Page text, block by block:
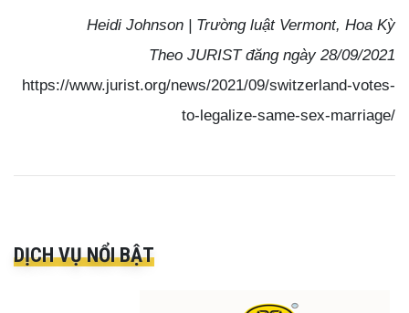
Heidi Johnson | Trường luật Vermont, Hoa Kỳ
Theo JURIST đăng ngày 28/09/2021
https://www.jurist.org/news/2021/09/switzerland-votes-
to-legalize-same-sex-marriage/
DỊCH VỤ NỔI BẬT